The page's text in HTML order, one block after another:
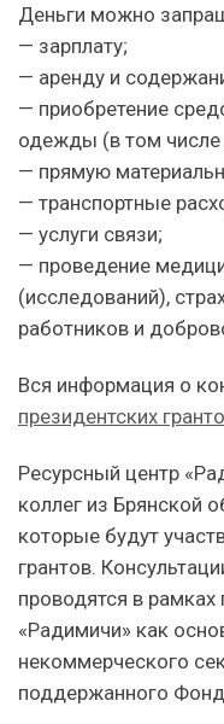
Деньги можно
— зарплату;
— аренду и
— приобретение
одежды (в том числе
— прямую
— транспортные
— услуги связи;
— проведение
(исследований),
работников и
Вся информация о
президентских
Ресурсный центр
коллег из Брянской
которые будут
грантов.
проводятся в
«Радимичи» как
некоммерческого
поддержанного